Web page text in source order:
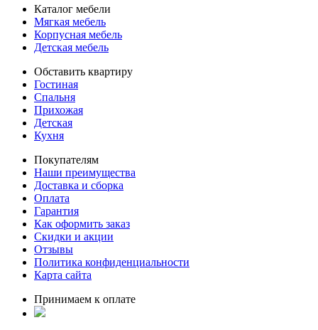
Каталог мебели
Мягкая мебель
Корпусная мебель
Детская мебель
Обставить квартиру
Гостиная
Спальня
Прихожая
Детская
Кухня
Покупателям
Наши преимущества
Доставка и сборка
Оплата
Гарантия
Как оформить заказ
Скидки и акции
Отзывы
Политика конфиденциальности
Карта сайта
Принимаем к оплате